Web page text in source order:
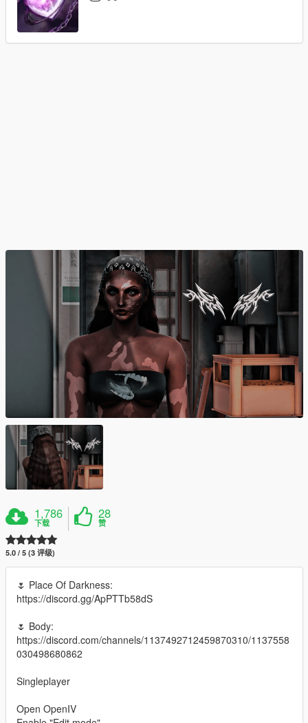
1,786
下载
28
赞
5.0 / 5 (3 评级)
🌷 Place Of Darkness:
https://discord.gg/ApPTTb58dS
🌷 Body:
https://discord.com/channels/1137492712459870310/1137558
030498680862
Singleplayer
Open OpenIV